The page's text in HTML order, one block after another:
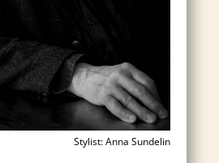
Stylist: Anna Sundelin